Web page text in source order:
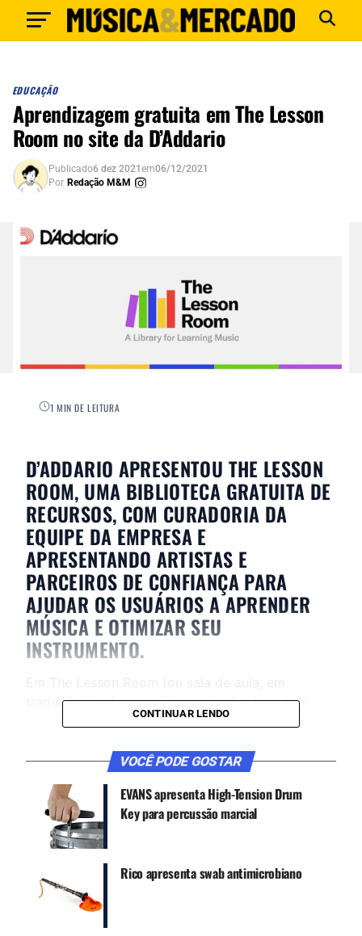
EDUCAÇÃO
Aprendizagem gratuita em The Lesson
Room no site da D’Addario
Publicado6 dez 2021em06/12/2021
Por Redação M&M
1 MIN DE LEITURA
D’ADDARIO APRESENTOU THE LESSON
ROOM, UMA BIBLIOTECA GRATUITA DE
RECURSOS, COM CURADORIA DA
EQUIPE DA EMPRESA E
APRESENTANDO ARTISTAS E
PARCEIROS DE CONFIANÇA PARA
AJUDAR OS USUÁRIOS A APRENDER
MÚSICA E OTIMIZAR SEU
INSTRUMENTO.
tradução livre) os usuários poderão descobrir
uma variedade de informações para ajudá-los a
iniciantes, dicas práticas avançadas, técnicas de
CONTINUE ACOMPANHANDO
Receba novas matérias do Música & Mercado no
WhatsApp e no Google News.
CONTINUAR LENDO
VOCÊ PODE GOSTAR
EVANS apresenta High-Tension Drum
Key para percussão marcial
Rico apresenta swab antimicrobiano